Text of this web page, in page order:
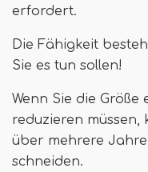
erfordert.
Die Fähigkeit
Sie es tun sollen!
Wenn Sie die Größe
reduzieren müssen,
über mehrere
schneiden.